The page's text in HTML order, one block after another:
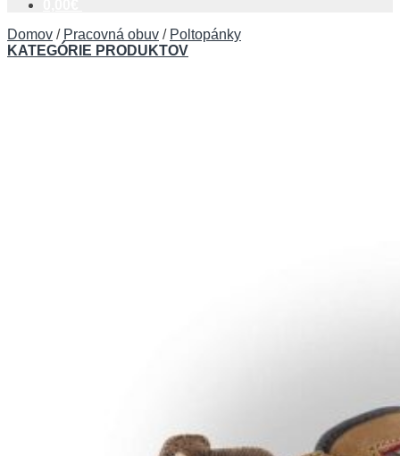
Domov / Pracovná obuv / Poltopánky
KATEGÓRIE PRODUKTOV